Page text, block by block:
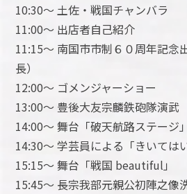
10:30～ 土佐・戦国チャンバラ
11:00～ 出店者自己紹介
11:15～ 南国市市制６０周年記念
長）
12:00～ ゴメンジャーショー
13:00～ 豊後大友宗麟鉄砲隊演武
14:00～ 舞台「破天航路ステージ」
14:30～ 学芸員による「きいては
15:15～ 舞台「戦国 beautiful」
15:45～ 長宗我部元親公初陣之像